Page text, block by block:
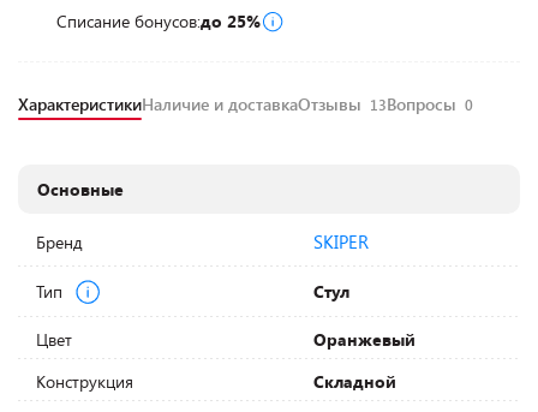
Списание бонусов:до 25%
ХарактеристикиНаличие и доставкаОтзывы 13Вопросы 0
Основные
Бренд SKIPER
Тип Стул
Цвет
Оранжевый
Конструкция
Складной